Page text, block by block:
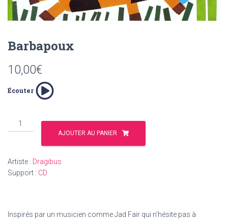
Barbapoux
10,00€
Écouter
quantité
de
Barbapoux
AJOUTER AU PANIER
Artiste : Dragibus
Support : CD
Inspirés par un musicien comme Jad Fair qui n’hésite pas à